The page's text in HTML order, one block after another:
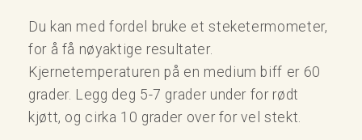
Du kan med fordel bruke et steketermometer,
for å få nøyaktige resultater.
Kjernetemperaturen på en medium biff er 60
grader. Legg deg 5-7 grader under for rødt
kjøtt, og cirka 10 grader over for vel stekt.